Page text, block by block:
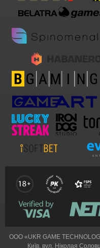
ООО «UKR GAME
Київ, вул. Ніколая